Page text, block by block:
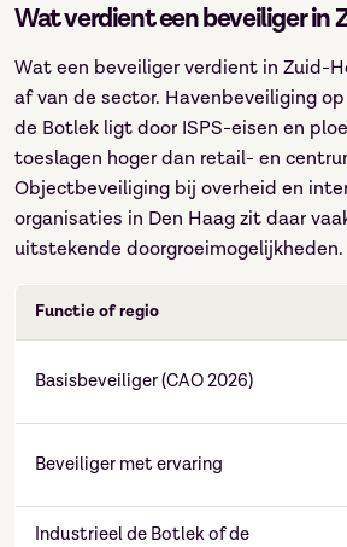
Wat verdient een beveiliger in
Wat een beveiliger verdient in Zuid-
af van de sector. Havenbeveiliging
de Botlek ligt door ISPS-eisen en
toeslagen hoger dan retail- en
Objectbeveiliging bij overheid en
organisaties in Den Haag zit daar
uitstekende doorgroeimogelijkheden.
Functie of regio
Basisbeveiliger (CAO 2026)
Beveiliger met ervaring
Industrieel de Botlek of de